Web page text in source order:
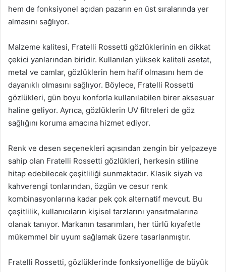
hem de fonksiyonel açıdan pazarın en üst sıralarında yer
almasını sağlıyor.
Malzeme kalitesi, Fratelli Rossetti gözlüklerinin en dikkat
çekici yanlarından biridir. Kullanılan yüksek kaliteli asetat,
metal ve camlar, gözlüklerin hem hafif olmasını hem de
dayanıklı olmasını sağlıyor. Böylece, Fratelli Rossetti
gözlükleri, gün boyu konforla kullanılabilen birer aksesuar
haline geliyor. Ayrıca, gözlüklerin UV filtreleri de göz
sağlığını koruma amacına hizmet ediyor.
Renk ve desen seçenekleri açısından zengin bir yelpazeye
sahip olan Fratelli Rossetti gözlükleri, herkesin stiline
hitap edebilecek çeşitliliği sunmaktadır. Klasik siyah ve
kahverengi tonlarından, özgün ve cesur renk
kombinasyonlarına kadar pek çok alternatif mevcut. Bu
çeşitlilik, kullanıcıların kişisel tarzlarını yansıtmalarına
olanak tanıyor. Markanın tasarımları, her türlü kıyafetle
mükemmel bir uyum sağlamak üzere tasarlanmıştır.
Fratelli Rossetti, gözlüklerinde fonksiyonelliğe de büyük